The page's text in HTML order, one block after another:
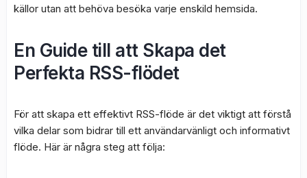
källor utan att behöva besöka varje enskild hemsida.
En Guide till att Skapa det
Perfekta RSS-flödet
För att skapa ett effektivt RSS-flöde är det viktigt att förstå
vilka delar som bidrar till ett användarvänligt och informativt
flöde. Här är några steg att följa: